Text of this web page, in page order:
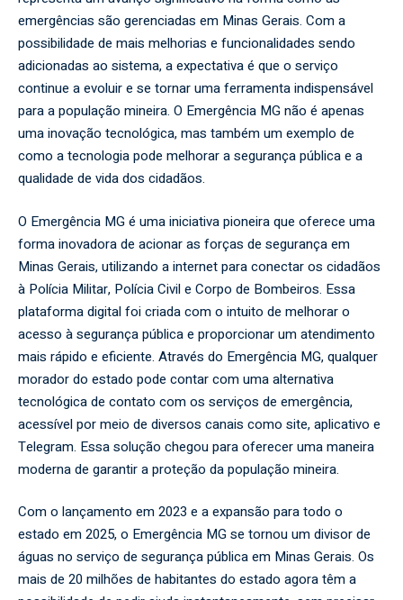
emergências são gerenciadas em Minas Gerais. Com a
possibilidade de mais melhorias e funcionalidades sendo
adicionadas ao sistema, a expectativa é que o serviço
continue a evoluir e se tornar uma ferramenta indispensável
para a população mineira. O Emergência MG não é apenas
uma inovação tecnológica, mas também um exemplo de
como a tecnologia pode melhorar a segurança pública e a
qualidade de vida dos cidadãos.
O Emergência MG é uma iniciativa pioneira que oferece uma
forma inovadora de acionar as forças de segurança em
Minas Gerais, utilizando a internet para conectar os cidadãos
à Polícia Militar, Polícia Civil e Corpo de Bombeiros. Essa
plataforma digital foi criada com o intuito de melhorar o
acesso à segurança pública e proporcionar um atendimento
mais rápido e eficiente. Através do Emergência MG, qualquer
morador do estado pode contar com uma alternativa
tecnológica de contato com os serviços de emergência,
acessível por meio de diversos canais como site, aplicativo e
Telegram. Essa solução chegou para oferecer uma maneira
moderna de garantir a proteção da população mineira.
Com o lançamento em 2023 e a expansão para todo o
estado em 2025, o Emergência MG se tornou um divisor de
águas no serviço de segurança pública em Minas Gerais. Os
mais de 20 milhões de habitantes do estado agora têm a